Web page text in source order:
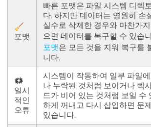
🧹
포맷
빠른 포맷은 파일 시스템 디렉
다. 하지만 데이터는 영원히 손
실수로 삭제한 경우와 마찬가
으면 데이터를 복구할 수 있습
포맷은 모든 것을 지워 복구를
니다.
🗱
일시
적인
오류
시스템이 작동하여 일부 파일
나 누락된 것처럼 보이거나 렉
드가 비어 있는 것처럼 보일 수
하게 꺼내고 다시 삽입하면 문
있습니다.